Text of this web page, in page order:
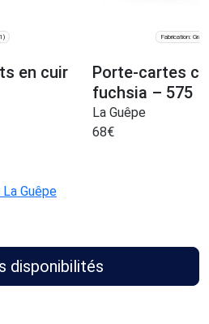
en cuir
Fabrication:
Porte-cartes
fuchsia – 575
La Guêpe
68€
Guêpe
disponibilités